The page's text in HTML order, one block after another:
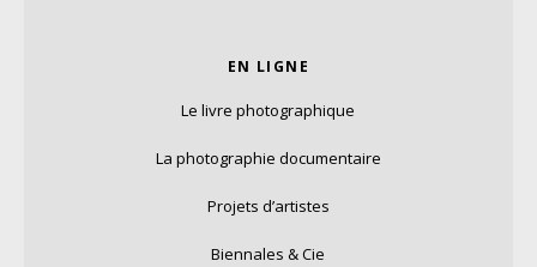
EN LIGNE
Le livre photographique
La photographie documentaire
Projets d’artistes
Biennales & Cie